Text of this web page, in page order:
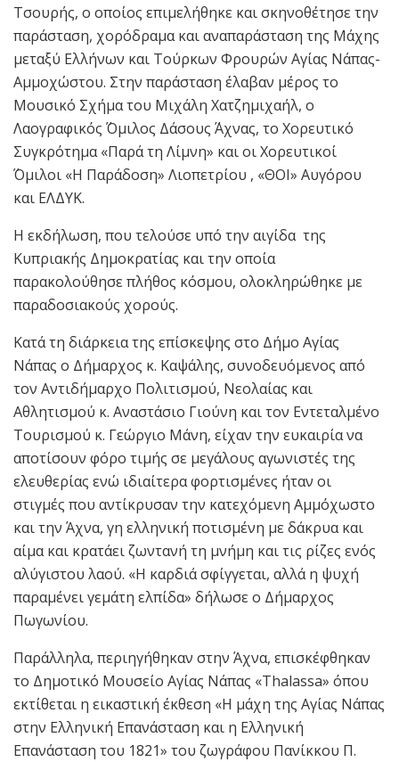
Τσουρής, ο οποίος επιμελήθηκε και σκηνοθέτησε την
παράσταση, χορόδραμα και αναπαράσταση της Μάχης
μεταξύ Ελλήνων και Τούρκων Φρουρών Αγίας Νάπας-
Αμμοχώστου. Στην παράσταση έλαβαν μέρος το
Μουσικό Σχήμα του Μιχάλη Χατζημιχαήλ, ο
Λαογραφικός ΄Όμιλος Δάσους ΄Άχνας, το Χορευτικό
Συγκρότημα «Παρά τη Λίμνη» και οι Χορευτικοί
΄Όμιλοι «Η Παράδοση» Λιοπετρίου , «ΘΟΙ» Αυγόρου
και ΕΛΔΥΚ.
Η εκδήλωση, που τελούσε υπό την αιγίδα της
Κυπριακής Δημοκρατίας και την οποία
παρακολούθησε πλήθος κόσμου, ολοκληρώθηκε με
παραδοσιακούς χορούς.
Κατά τη διάρκεια της επίσκεψης στο Δήμο Αγίας
Νάπας ο Δήμαρχος κ. Καψάλης, συνοδευόμενος από
τον Αντιδήμαρχο Πολιτισμού, Νεολαίας και
Αθλητισμού κ. Αναστάσιο Γιούνη και τον Εντεταλμένο
Τουρισμού κ. Γεώργιο Μάνη, είχαν την ευκαιρία να
αποτίσουν φόρο τιμής σε μεγάλους αγωνιστές της
ελευθερίας ενώ ιδιαίτερα φορτισμένες ήταν οι
στιγμές που αντίκρυσαν την κατεχόμενη Αμμόχωστο
και την Άχνα, γη ελληνική ποτισμένη με δάκρυα και
αίμα και κρατάει ζωντανή τη μνήμη και τις ρίζες ενός
αλύγιστου λαού. «Η καρδιά σφίγγεται, αλλά η ψυχή
παραμένει γεμάτη ελπίδα» δήλωσε ο Δήμαρχος
Πωγωνίου.
Παράλληλα, περιηγήθηκαν στην Άχνα, επισκέφθηκαν
το Δημοτικό Μουσείο Αγίας Νάπας «Thalassa» όπου
εκτίθεται η εικαστική έκθεση «Η μάχη της Αγίας Νάπας
στην Ελληνική Επανάσταση και η Ελληνική
Επανάσταση του 1821» του ζωγράφου Πανίκκου Π.